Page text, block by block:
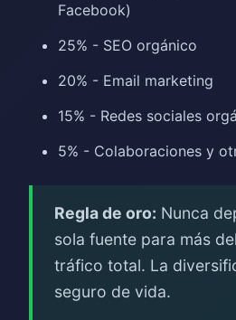
Facebook)
25% - SEO orgánico
20% - Email marketing
15% - Redes sociales
5% - Colaboraciones y
Regla de oro: Nunca
sola fuente para más
tráfico total. La
seguro de vida.